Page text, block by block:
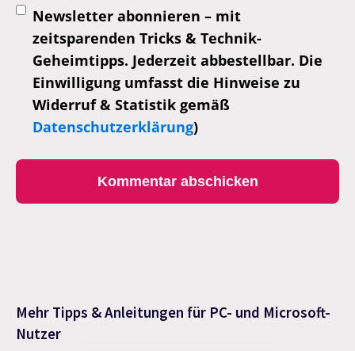
Newsletter abonnieren – mit
zeitsparenden Tricks & Technik-
Geheimtipps. Jederzeit abbestellbar. Die
Einwilligung umfasst die Hinweise zu
Widerruf & Statistik gemäß
Datenschutzerklärung)
Mehr Tipps & Anleitungen für PC- und Microsoft-
Nutzer